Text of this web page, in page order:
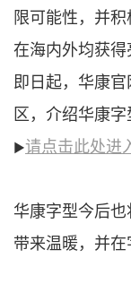
限可能性，并积
在海内外均获得
即日起，华康官
区，介绍华康字
▶请点击此处进
华康字型今后
带来温暖，并在